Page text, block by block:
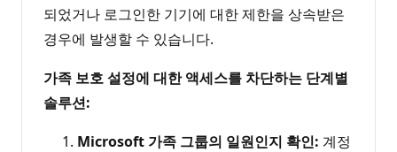
되었거나 로그인한 기기에 대한 제한을 상속받은
경우에 발생할 수 있습니다.
가족 보호 설정에 대한 액세스를 차단하는 단계별
솔루션:
Microsoft 가족 그룹의 일원인지 확인: 계정